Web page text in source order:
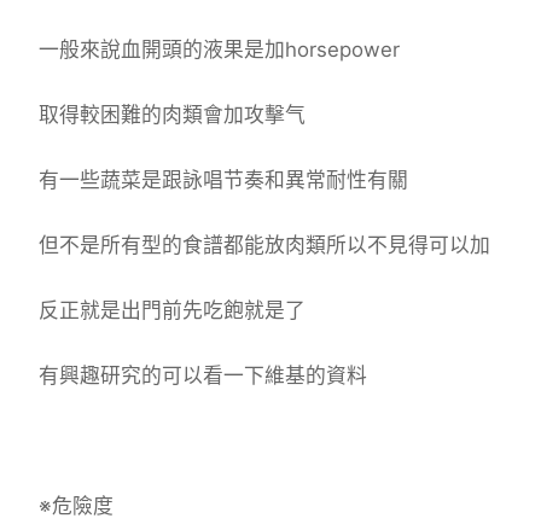
一般來說血開頭的液果是加horsepower
取得較困難的肉類會加攻擊气
有一些蔬菜是跟詠唱节奏和異常耐性有關
但不是所有型的食譜都能放肉類所以不見得可以加
反正就是出門前先吃飽就是了
有興趣研究的可以看一下維基的資料
※危險度